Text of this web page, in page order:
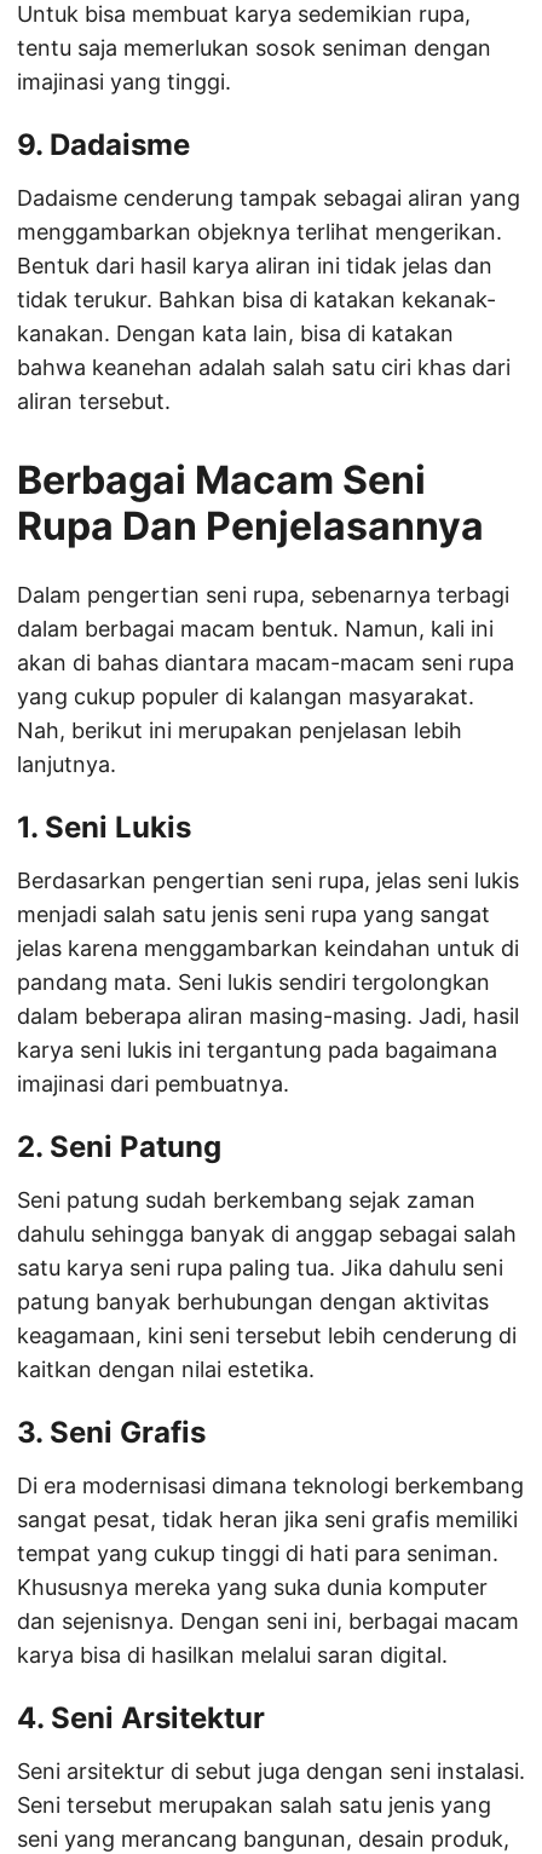
Untuk bisa membuat karya sedemikian rupa,
tentu saja memerlukan sosok seniman dengan
imajinasi yang tinggi.
9. Dadaisme
Dadaisme cenderung tampak sebagai aliran yang
menggambarkan objeknya terlihat mengerikan.
Bentuk dari hasil karya aliran ini tidak jelas dan
tidak terukur. Bahkan bisa di katakan kekanak-
kanakan. Dengan kata lain, bisa di katakan
bahwa keanehan adalah salah satu ciri khas dari
aliran tersebut.
Berbagai Macam Seni
Rupa Dan Penjelasannya
Dalam pengertian seni rupa, sebenarnya terbagi
dalam berbagai macam bentuk. Namun, kali ini
akan di bahas diantara macam-macam seni rupa
yang cukup populer di kalangan masyarakat.
Nah, berikut ini merupakan penjelasan lebih
lanjutnya.
1. Seni Lukis
Berdasarkan pengertian seni rupa, jelas seni lukis
menjadi salah satu jenis seni rupa yang sangat
jelas karena menggambarkan keindahan untuk di
pandang mata. Seni lukis sendiri tergolongkan
dalam beberapa aliran masing-masing. Jadi, hasil
karya seni lukis ini tergantung pada bagaimana
imajinasi dari pembuatnya.
2. Seni Patung
Seni patung sudah berkembang sejak zaman
dahulu sehingga banyak di anggap sebagai salah
satu karya seni rupa paling tua. Jika dahulu seni
patung banyak berhubungan dengan aktivitas
keagamaan, kini seni tersebut lebih cenderung di
kaitkan dengan nilai estetika.
3. Seni Grafis
Di era modernisasi dimana teknologi berkembang
sangat pesat, tidak heran jika seni grafis memiliki
tempat yang cukup tinggi di hati para seniman.
Khususnya mereka yang suka dunia komputer
dan sejenisnya. Dengan seni ini, berbagai macam
karya bisa di hasilkan melalui saran digital.
4. Seni Arsitektur
Seni arsitektur di sebut juga dengan seni instalasi.
Seni tersebut merupakan salah satu jenis yang
seni yang merancang bangunan, desain produk,